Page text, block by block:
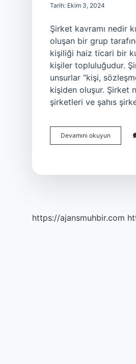
Tarih: Ekim 3, 2024
Şirket kavramı nedir
oluşan bir grup
kişiliği haiz ticari bir
kişiler topluluğudur.
unsurlar “kişi,
kişiden oluşur. Şirket
şirketleri ve şahıs
Devamını okuyun
Kavramı
https://ajansmuhbir.com